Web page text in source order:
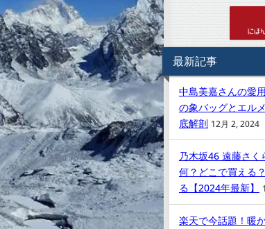
最新記事
中島美嘉さんの愛
の象バッグとエル
底解剖 12月 2, 2024
乃木坂46 遠藤さく
何？どこで買える
る【2024年最新】
楽天で今話題！暖